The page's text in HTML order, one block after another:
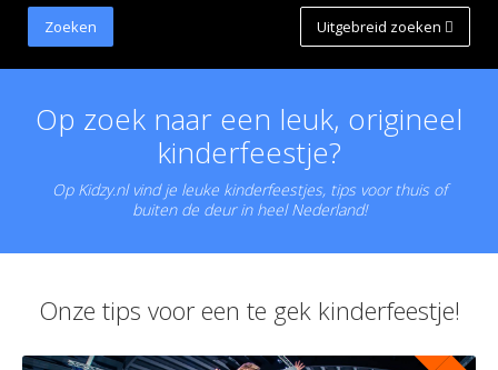
Uitgebreid zoeken
Op zoek naar een leuk, origineel
kinderfeestje?
Op Kidzy.nl vind je leuke kinderfeestjes, tips voor thuis of
buiten de deur in heel Nederland!
Onze tips voor een te gek kinderfeestje!